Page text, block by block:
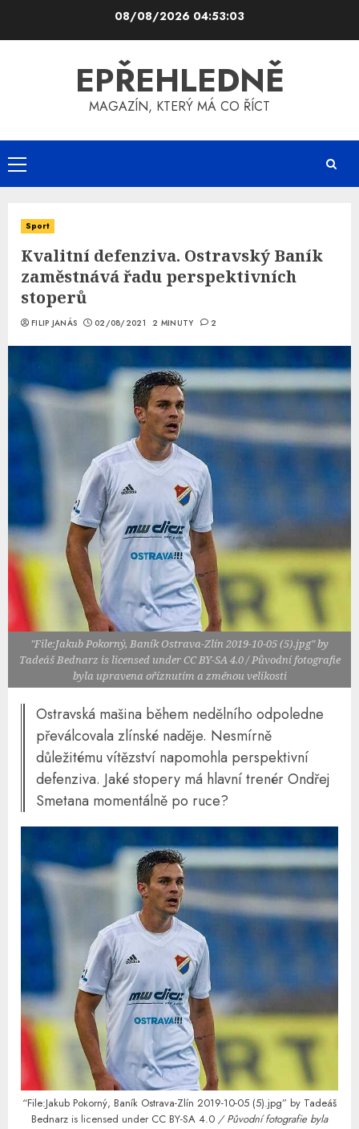
08/08/2026 04:53:04
EPŘEHLEDNĚ
MAGAZÍN, KTERÝ MÁ CO ŘÍCT
Primary
Menu
Sport
Kvalitní defenziva. Ostravský Baník
zaměstnává řadu perspektivních
stoperů
FILIP JANÁS 02/08/2021 2 MINUTY 2
"File:Jakub Pokorný, Baník Ostrava-Zlín 2019-10-05 (5).jpg" by
Tadeáš Bednarz is licensed under CC BY-SA 4.0 / Původní fotografie
byla upravena oříznutím a změnou velikosti
Ostravská mašina během nedělního odpoledne
převálcovala zlínské naděje. Nesmírně
důležitému vítězství napomohla perspektivní
defenziva. Jaké stopery má hlavní trenér Ondřej
Smetana momentálně po ruce?
“File:Jakub Pokorný, Baník Ostrava-Zlín 2019-10-05 (5).jpg” by Tadeáš
Bednarz is licensed under CC BY-SA 4.0 / Původní fotografie byla